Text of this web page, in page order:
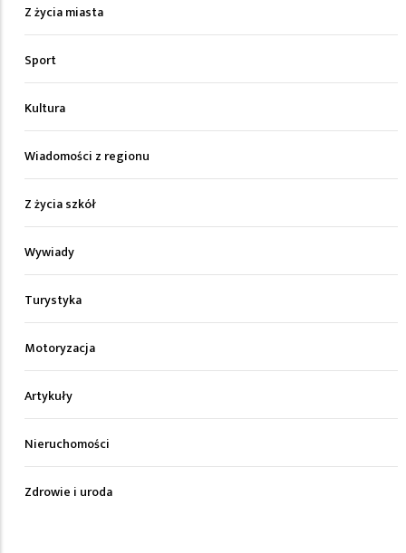
Z życia miasta
Sport
Kultura
Wiadomości z regionu
Z życia szkół
Wywiady
Turystyka
Motoryzacja
Artykuły
Nieruchomości
Zdrowie i uroda